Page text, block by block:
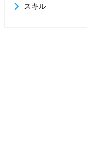
スキル